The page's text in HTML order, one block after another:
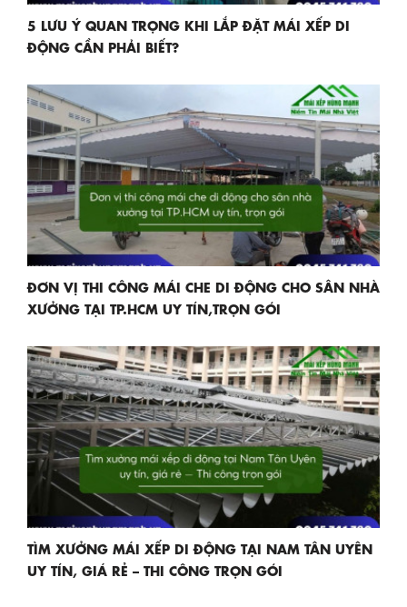
5 LƯU Ý QUAN TRỌNG KHI LẮP ĐẶT MÁI XẾP DI
ĐỘNG CẦN PHẢI BIẾT?
ĐƠN VỊ THI CÔNG MÁI CHE DI ĐỘNG CHO SÂN NHÀ
XƯỞNG TẠI TP.HCM UY TÍN,TRỌN GÓI
TÌM XƯỞNG MÁI XẾP DI ĐỘNG TẠI NAM TÂN UYÊN
UY TÍN, GIÁ RẺ – THI CÔNG TRỌN GÓI